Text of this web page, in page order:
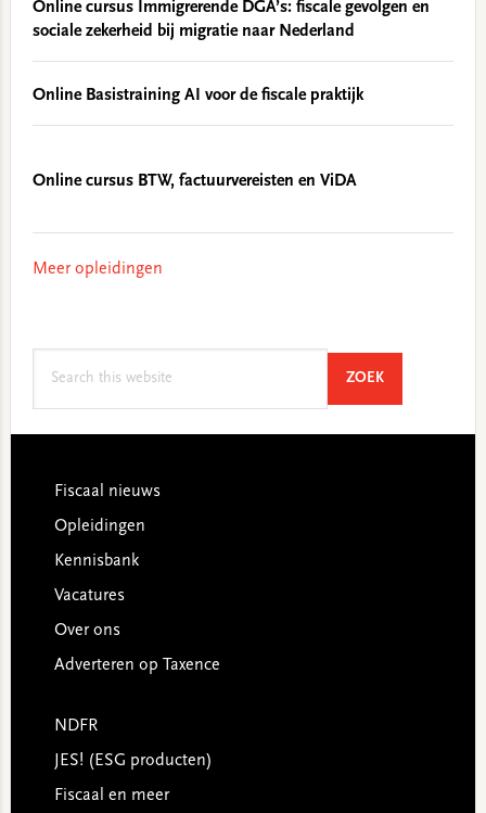
Online cursus Immigrerende DGA’s: fiscale gevolgen en
sociale zekerheid bij migratie naar Nederland
Online Basistraining AI voor de fiscale praktijk
Online cursus BTW, factuurvereisten en ViDA
Meer opleidingen
ZOEKSEARCH
Footer
Fiscaal nieuws
Opleidingen
Kennisbank
Vacatures
Over ons
Adverteren op Taxence
NDFR
JES! (ESG producten)
Fiscaal en meer